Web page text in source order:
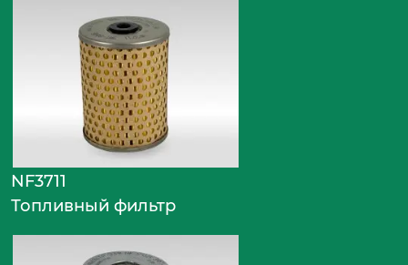
NF3711
Топливный фильтр